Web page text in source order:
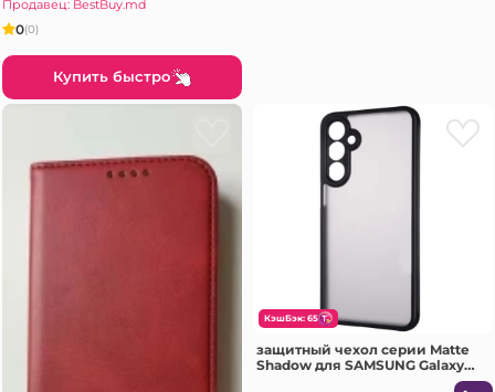
Продавец: BestBuy.md
0(0)
Купить быстро
КэшБэк: 65
защитный чехол серии Matte
Shadow для SAMSUNG Galaxy